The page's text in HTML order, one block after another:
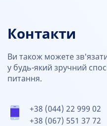
Контакти
Ви також можете
у будь-який зручний
питання.
+38 (044) 22 999 02
+38 (067) 551 37 72